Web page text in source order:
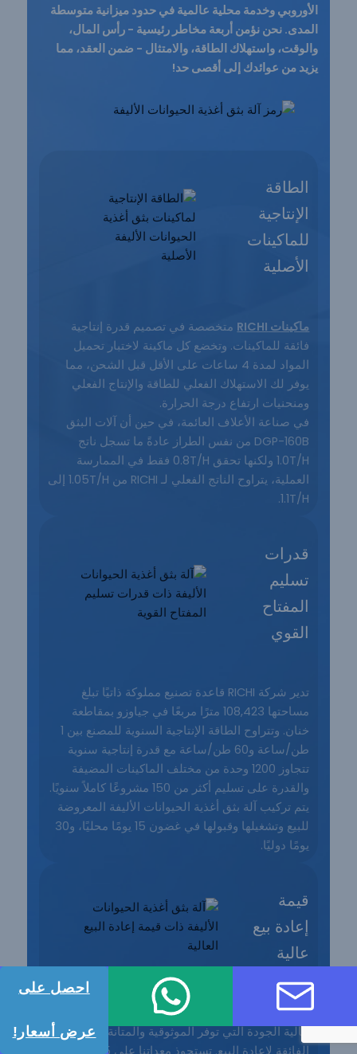
الأوروبي وخدمة محلية عالمية في حدود ميزانية متوسطة
المدى. نحن نؤمن أربعة مخاطر رئيسية - رأس المال،
والوقت، واستهلاك الطاقة، والامتثال - ضمن العقد، مما
يزيد من عوائدك إلى أقصى حد!
الطاقة
الإنتاجية
للماكينات
الأصلية
ماكينات RICHI
متخصصة في تصميم قدرة إنتاجية
فائقة للماكينات. وتخضع كل ماكينة لاختبار تحميل
المواد لمدة 4 ساعات على الأقل قبل الشحن، مما
يوفر لك الاستهلاك الفعلي للطاقة والإنتاج الفعلي
ومنحنيات ارتفاع درجة الحرارة.
في صناعة الأعلاف العائمة، في حين أن آلات البثق
DGP-160B من نفس الطراز عادةً ما تسجل ناتج
1.0T/H ولكنها تحقق 0.8T/H فقط في الممارسة
العملية، يتراوح الناتج الفعلي لـ RICHI من 1.05T/H إلى
1.1T/H.
قدرات
تسليم
المفتاح
القوي
تدير شركة RICHI قاعدة تصنيع مملوكة ذاتيًا تبلغ
مساحتها 108,423 مترًا مربعًا في جياوزو بمقاطعة
خنان. وتتراوح الطاقة الإنتاجية السنوية للمصنع بين 1
طن/ساعة و60 طن/ساعة مع قدرة إنتاجية سنوية
تتجاوز 1200 وحدة من مختلف الماكينات المضيفة
والقدرة على تسليم أكثر من 150 مشروعًا كاملاً سنويًا.
يتم تركيب آلة بثق أغذية الحيوانات الأليفة المعروضة
للبيع وتشغيلها وقبولها في غضون 15 يومًا محليًا، و30
يومًا دوليًا.
قيمة
إعادة بيع
عالية
تتخصص ماكينات RICHI في تصميم وتصنيع الماكينات
عالية الجودة التي توفر الموثوقية والمتانة والقيمة
احصل على
عرض أسعار!